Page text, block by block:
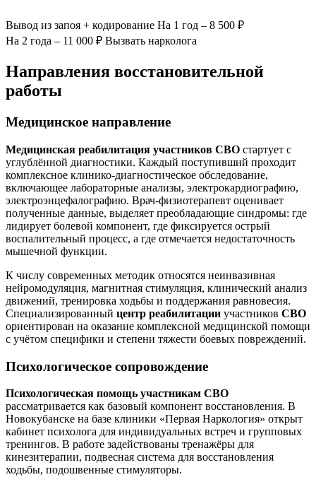
Вывод из запоя + кодирование На 1 год – 8 500 ₽
На 2 года – 11 000 ₽ Вызвать нарколога
Направления восстановительной
работы
Медицинское направление
Медицинская реабилитация участников СВО стартует с
углублённой диагностики. Каждый поступивший проходит
комплексное клинико-диагностическое обследование,
включающее лабораторные анализы, электрокардиографию,
электроэнцефалографию. Врач-физиотерапевт оценивает
полученные данные, выделяет преобладающие синдромы: где
лидирует болевой компонент, где фиксируется острый
воспалительный процесс, а где отмечается недостаточность
мышечной функции.
К числу современных методик относятся неинвазивная
нейромодуляция, магнитная стимуляция, клинический анализ
движений, тренировка ходьбы и поддержания равновесия.
Специализированный центр реабилитации участников СВО
ориентирован на оказание комплексной медицинской помощи
с учётом специфики и степени тяжести боевых повреждений.
Психологическое сопровождение
Психологическая помощь участникам СВО
рассматривается как базовый компонент восстановления. В
Новокубанске на базе клиники «Первая Наркология» открыт
кабинет психолога для индивидуальных встреч и групповых
тренингов. В работе задействованы тренажёры для
кинезитерапии, подвесная система для восстановления
ходьбы, подошвенные стимуляторы.